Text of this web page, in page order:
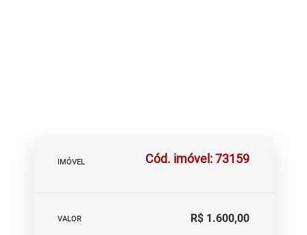
IMÓVEL Cód. imóvel: 73159
VALOR R$ 1.600,00